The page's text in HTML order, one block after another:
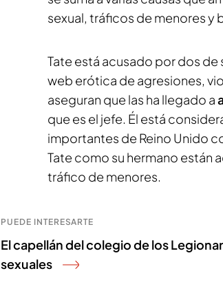
sexual, tráficos de menores y
Tate está acusado por dos de
web erótica de agresiones,
aseguran que las ha llegado a
que es el jefe. Él está
importantes de Reino Unido
Tate como su hermano están
tráfico de menores.
PUEDE INTERESARTE
El capellán del colegio de los
sexuales